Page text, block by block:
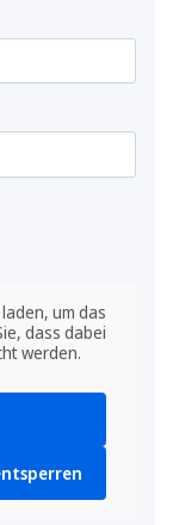
laden, um das
dass dabei
werden.